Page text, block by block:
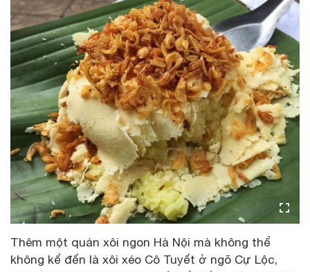
Thêm một quán xôi ngon Hà Nội mà không thể
không kể đến là xôi xéo Cô Tuyết ở ngõ Cự Lộc,